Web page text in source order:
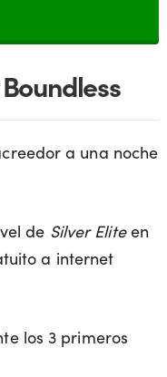
a una noche
de Silver Eliteen
a internet
los 3 primeros